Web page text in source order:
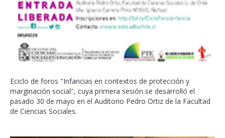
Eciclo de foros "Infancias en contextos de protección y
marginación social", cuya primera sesión se desarrolló el
pasado 30 de mayo en el Auditorio Pedro Ortiz de la Facultad
de Ciencias Sociales.